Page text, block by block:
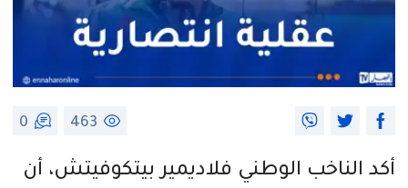
463
0
أكد الناخب الوطني فلاديمير بيتكوفيتش، أن